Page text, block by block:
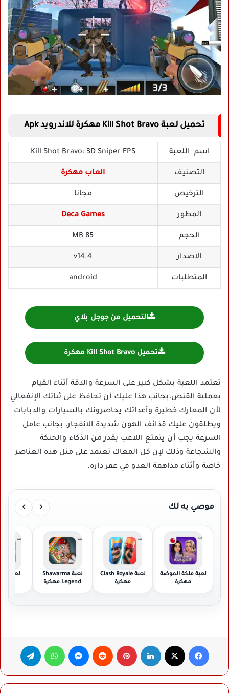
تحميل لعبة Kill Shot Bravo مهكرة للاندرويد Apk
اسم اللعبة Kill Shot Bravo: 3D Sniper FPS
التصنيف العاب مهكرة
الترخيص مجانا
المطور Deca Games
الحجم 85 MB
الإصدار v14.4
المتطلبات android
التحميل من جوجل بلاي
تحميل Kill Shot Bravo مهكرة
تعتمد اللعبة بشكل كبير على السرعة والدقة أثناء القيام
بعملية القنص،بجانب هذا عليك أن تحافظ على ثباتك الإنفعالي
لأن المعارك خطيرة وأعدائك يحاصرونك بالسيارات والدبابات
ويطلقون عليك قذائف الهون شديدة الانفجار، بجانب عامل
السرعة يجب أن يتمتع اللاعب بقدر من الذكاء والحنكة
والشجاعة وذلك لإن كل المعاك تعتمد على مثل هذه العناصر
خاصة وأثناء مداهمة العدو في عقر داره.
موصي به لك ‹
›
لعبة ملكة الموضة
مهكرة
لعبة Clash Royale
مهكرة
لعبة Shawarma
Legend مهكرة
فيسبوك لينكدإن بينتيريست ماسنجر واتساب